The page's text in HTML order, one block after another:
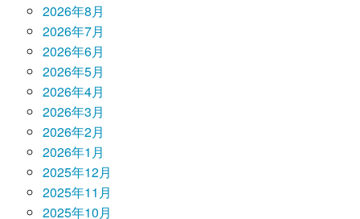
2026年8月
2026年7月
2026年6月
2026年5月
2026年4月
2026年3月
2026年2月
2026年1月
2025年12月
2025年11月
2025年10月